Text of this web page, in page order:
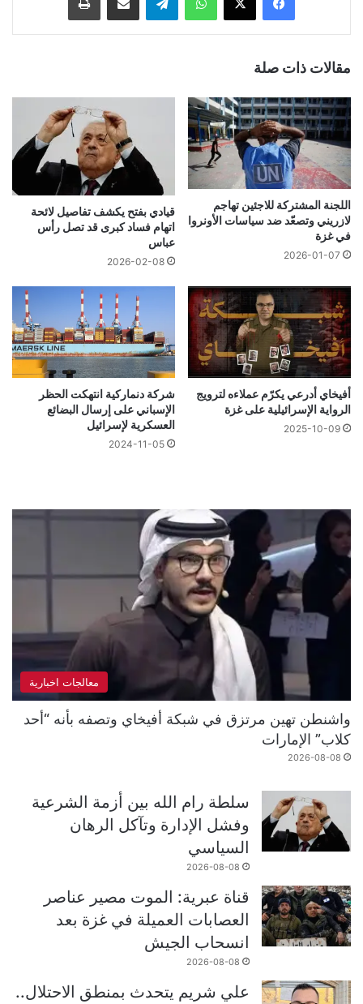
مقالات ذات صلة
اللجنة المشتركة للاجئين تهاجم
لازريني وتصعّد ضد سياسات الأونروا
في غزة
2026-01-07
قيادي بفتح يكشف تفاصيل لائحة
اتهام فساد كبرى قد تصل رأس
عباس
2026-02-08
أفيخاي أدرعي يكرّم عملاءه لترويج
الرواية الإسرائيلية على غزة
2025-10-09
شركة دنماركية انتهكت الحظر
الإسباني على إرسال البضائع
العسكرية لإسرائيل
2024-11-05
معالجات اخبارية
واشنطن تهين مرتزق في شبكة أفيخاي وتصفه بأنه “أحد
كلاب” الإمارات
2026-08-08
سلطة رام الله بين أزمة الشرعية
وفشل الإدارة وتآكل الرهان
السياسي
2026-08-08
قناة عبرية: الموت مصير عناصر
العصابات العميلة في غزة بعد
انسحاب الجيش
2026-08-08
علي شريم يتحدث بمنطق الاحتلال..